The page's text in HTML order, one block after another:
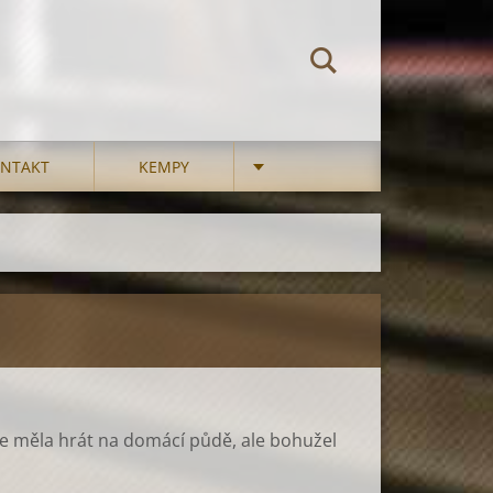
KEMPY
měla hrát na domácí půdě, ale bohužel